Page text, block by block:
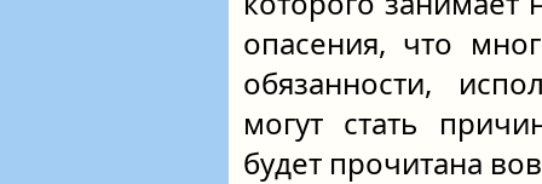
опасения, что
обязанности,
могут стать
будет прочитана